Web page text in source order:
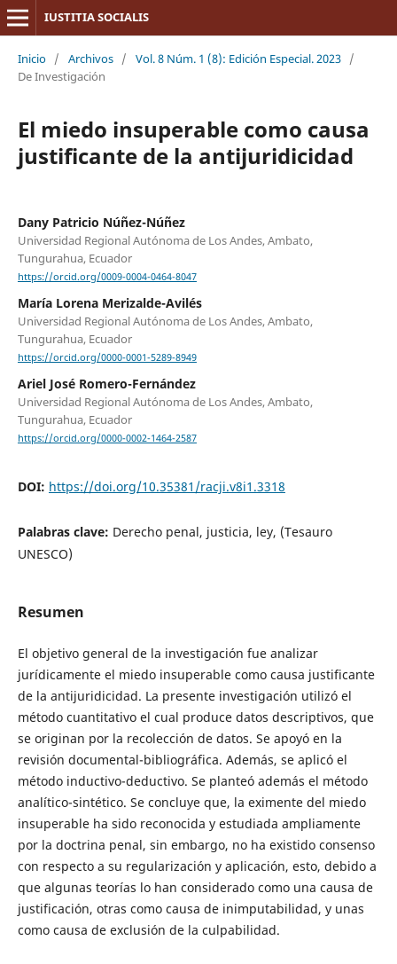
IUSTITIA SOCIALIS
Inicio / Archivos / Vol. 8 Núm. 1 (8): Edición Especial. 2023 /
De Investigación
El miedo insuperable como causa
justificante de la antijuridicidad
Dany Patricio Núñez-Núñez
Universidad Regional Autónoma de Los Andes, Ambato,
Tungurahua, Ecuador
https://orcid.org/0009-0004-0464-8047
María Lorena Merizalde-Avilés
Universidad Regional Autónoma de Los Andes, Ambato,
Tungurahua, Ecuador
https://orcid.org/0000-0001-5289-8949
Ariel José Romero-Fernández
Universidad Regional Autónoma de Los Andes, Ambato,
Tungurahua, Ecuador
https://orcid.org/0000-0002-1464-2587
DOI: https://doi.org/10.35381/racji.v8i1.3318
Palabras clave: Derecho penal, justicia, ley, (Tesauro
UNESCO)
Resumen
El objetivo general de la investigación fue analizar
jurídicamente el miedo insuperable como causa justificante
de la antijuridicidad. La presente investigación utilizó el
método cuantitativo el cual produce datos descriptivos, que
se originan por la recolección de datos. Se apoyó en la
revisión documental-bibliográfica. Además, se aplicó el
método inductivo-deductivo. Se planteó además el método
analítico-sintético. Se concluye que, la eximente del miedo
insuperable ha sido reconocida y estudiada ampliamente
por la doctrina penal, sin embargo, no ha existido consenso
con respecto a su regularización y aplicación, esto, debido a
que algunas teorías lo han considerado como una causa de
justificación, otras como causa de inimputabilidad, y unas
como causa de exclusión de la culpabilidad.